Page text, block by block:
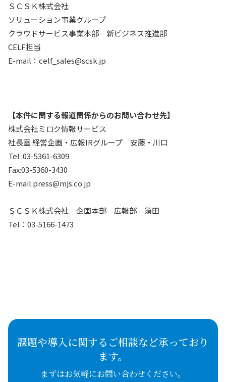
ＳＣＳＫ株式会社
ソリューション事業グループ
クラウドサービス事業本部 新ビジネス推進部
CELF担当
E-mail：celf_sales@scsk.jp
【本件に関する報道関係からのお問い合わせ先】
株式会社ミロク情報サービス
社長室 経営企画・広報IRグループ 安藤・川口
Tel :03-5361-6309
Fax:03-5360-3430
E-mail:press@mjs.co.jp
ＳＣＳＫ株式会社 企画本部 広報部 須田
Tel：03-5166-1473
課題や導入に関するご相談など承っており
ます。
まずはお気軽にお問い合わせください。